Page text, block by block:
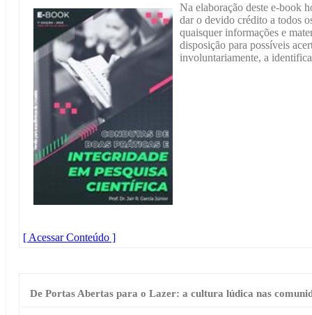
Na elaboração deste e-book
dar o devido crédito a todos
quaisquer informações e
disposição para possíveis
involuntariamente, a
[ Acessar Conteúdo ]
De Portas Abertas para o Lazer: a cultura lúdica nas